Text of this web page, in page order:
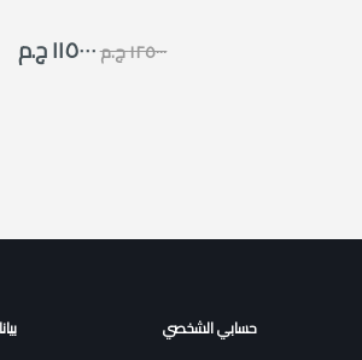
١٢٥٠٠٠ ج.م ١١٥٠٠٠ ج.م
حسابي الشخصي